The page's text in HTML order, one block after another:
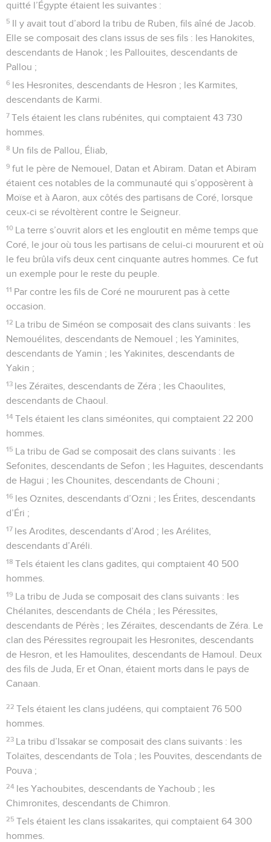
quitté l’Égypte étaient les suivantes :
5 Il y avait tout d’abord la tribu de Ruben, fils aîné de Jacob.
Elle se composait des clans issus de ses fils : les Hanokites,
descendants de Hanok ; les Pallouites, descendants de
Pallou ;
6 les Hesronites, descendants de Hesron ; les Karmites,
descendants de Karmi.
7 Tels étaient les clans rubénites, qui comptaient 43 730
hommes.
8 Un fils de Pallou, Éliab,
9 fut le père de Nemouel, Datan et Abiram. Datan et Abiram
étaient ces notables de la communauté qui s’opposèrent à
Moïse et à Aaron, aux côtés des partisans de Coré, lorsque
ceux-ci se révoltèrent contre le Seigneur.
10 La terre s’ouvrit alors et les engloutit en même temps que
Coré, le jour où tous les partisans de celui-ci moururent et où
le feu brûla vifs deux cent cinquante autres hommes. Ce fut
un exemple pour le reste du peuple.
11 Par contre les fils de Coré ne moururent pas à cette
occasion.
12 La tribu de Siméon se composait des clans suivants : les
Nemouélites, descendants de Nemouel ; les Yaminites,
descendants de Yamin ; les Yakinites, descendants de
Yakin ;
13 les Zéraïtes, descendants de Zéra ; les Chaoulites,
descendants de Chaoul.
14 Tels étaient les clans siméonites, qui comptaient 22 200
hommes.
15 La tribu de Gad se composait des clans suivants : les
Sefonites, descendants de Sefon ; les Haguites, descendants
de Hagui ; les Chounites, descendants de Chouni ;
16 les Oznites, descendants d’Ozni ; les Érites, descendants
d’Éri ;
17 les Arodites, descendants d’Arod ; les Arélites,
descendants d’Aréli.
18 Tels étaient les clans gadites, qui comptaient 40 500
hommes.
19 La tribu de Juda se composait des clans suivants : les
Chélanites, descendants de Chéla ; les Péressites,
descendants de Pérès ; les Zéraïtes, descendants de Zéra. Le
clan des Péressites regroupait les Hesronites, descendants
de Hesron, et les Hamoulites, descendants de Hamoul. Deux
des fils de Juda, Er et Onan, étaient morts dans le pays de
Canaan.
22 Tels étaient les clans judéens, qui comptaient 76 500
hommes.
23 La tribu d’Issakar se composait des clans suivants : les
Tolaïtes, descendants de Tola ; les Pouvites, descendants de
Pouva ;
24 les Yachoubites, descendants de Yachoub ; les
Chimronites, descendants de Chimron.
25 Tels étaient les clans issakarites, qui comptaient 64 300
hommes.